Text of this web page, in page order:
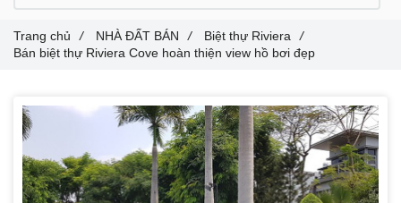
Trang chủ / NHÀ ĐẤT BÁN / Biệt thự Riviera
/
Bán biệt thự Riviera Cove hoàn thiện view hồ bơi đẹp